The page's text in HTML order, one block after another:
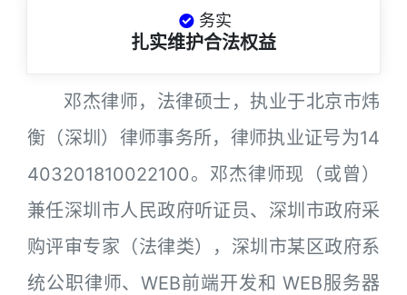
务实
扎实维护合法权益
邓杰律师，法律硕士，执业于北京市炜
衡（深圳）律师事务所，律师执业证号为14
403201810022100。邓杰律师现（或曾）
兼任深圳市人民政府听证员、深圳市政府采
购评审专家（法律类），深圳市某区政府系
统公职律师、WEB前端开发和 WEB服务器